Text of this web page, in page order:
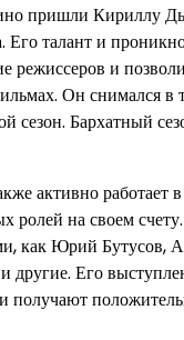
пришли Кириллу
талант и
режиссеров и
Он снимался в
сезон. Бархатный
активно работает в
ролей на своем
как Юрий Бутусов,
другие. Его
получают